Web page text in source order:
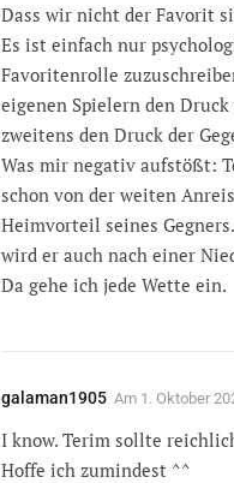
Dass wir nicht der Favorit
Es ist einfach nur
Favoritenrolle
eigenen Spielern den
zweitens den Druck der
Was mir negativ aufstößt:
schon von der weiten
Heimvorteil seines
wird er auch nach einer
Da gehe ich jede Wette ein.
galaman1905 Am 1. Oktober
I know. Terim sollte
Hoffe ich zumindest ^^